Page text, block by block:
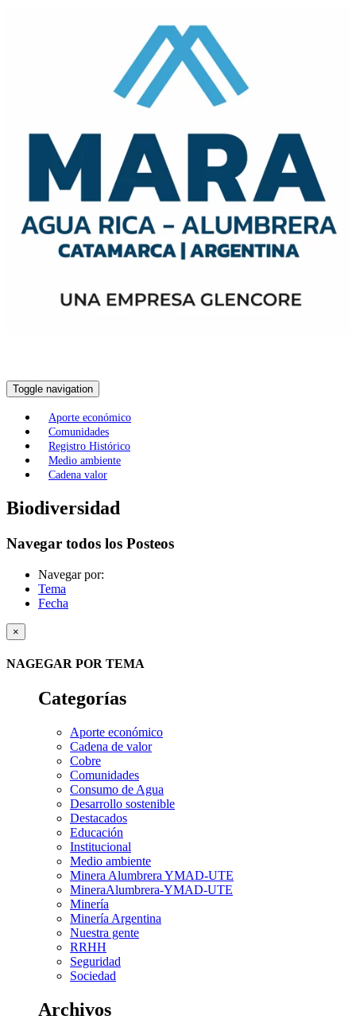
Toggle navigation
Aporte económico
Comunidades
Registro Histórico
Medio ambiente
Cadena valor
Biodiversidad
Navegar todos los Posteos
Navegar por:
Tema
Fecha
×
NAGEGAR POR TEMA
Categorías
Aporte económico
Cadena de valor
Cobre
Comunidades
Consumo de Agua
Desarrollo sostenible
Destacados
Educación
Institucional
Medio ambiente
Minera Alumbrera YMAD-UTE
MineraAlumbrera-YMAD-UTE
Minería
Minería Argentina
Nuestra gente
RRHH
Seguridad
Sociedad
Archivos